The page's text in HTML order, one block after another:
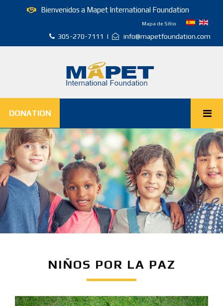
Bienvenidos a Mapet International Foundation
Mapa de Sitio
305-270-7111 | info@mapetfoundation.com
DONATION
NIÑOS POR LA PAZ